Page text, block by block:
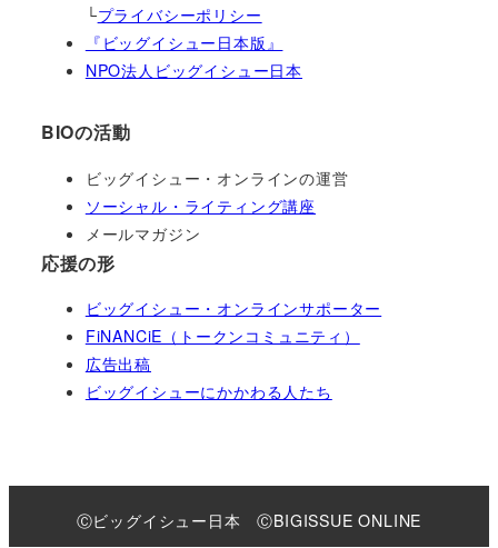
└プライバシーポリシー
『ビッグイシュー日本版』
NPO法人ビッグイシュー日本
BIOの活動
ビッグイシュー・オンラインの運営
ソーシャル・ライティング講座
メールマガジン
応援の形
ビッグイシュー・オンラインサポーター
FiNANCiE（トークンコミュニティ）
広告出稿
ビッグイシューにかかわる人たち
Ⓒビッグイシュー日本 ⒸBIGISSUE ONLINE